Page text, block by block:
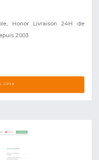
Honor Livraison 24H de
2003
CPIX